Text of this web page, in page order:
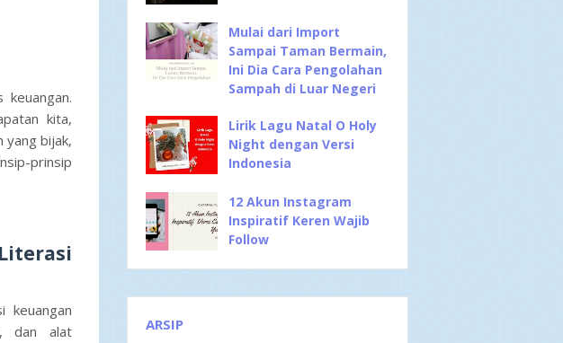
keuangan.
kita,
yang bijak,
prinsip
keuangan
dan alat
Mulai dari Import
Sampai Taman Bermain,
Ini Dia Cara Pengolahan
Sampah di Luar Negeri
Lirik Lagu Natal O Holy
Night dengan Versi
Indonesia
12 Akun Instagram
Inspiratif Keren Wajib
Follow
ARSIP